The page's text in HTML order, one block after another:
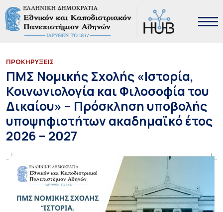
ΠΡΟΚΗΡΥΞΕΙΣ
ΠΜΣ Νομικής Σχολής «Ιστορία,
Κοινωνιολογία και Φιλοσοφία του
Δικαίου» – Πρόσκληση υποβολής
υποψηφιοτήτων ακαδημαϊκό έτος
2026 – 2027